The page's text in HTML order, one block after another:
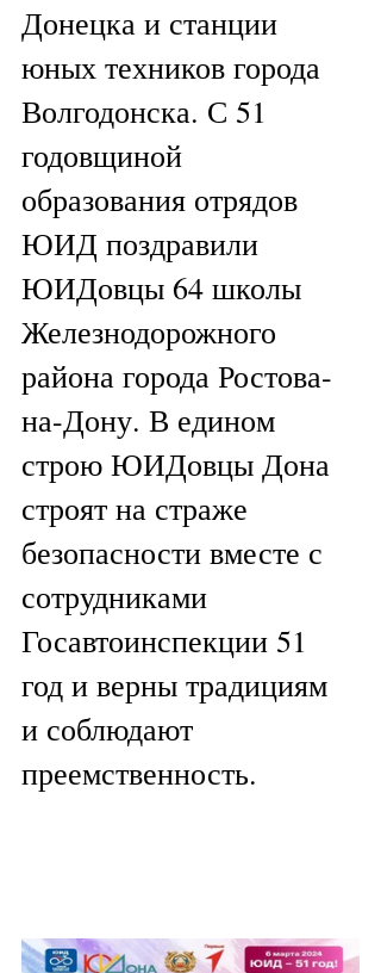
Донецка и станции
юных техников города
Волгодонска. С 51
годовщиной
образования отрядов
ЮИД поздравили
ЮИДовцы 64 школы
Железнодорожного
района города Ростова-
на-Дону. В едином
строю ЮИДовцы Дона
строят на страже
безопасности вместе с
сотрудниками
Госавтоинспекции 51
год и верны традициям
и соблюдают
преемственность.